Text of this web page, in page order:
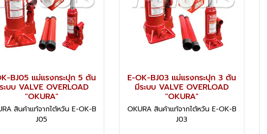
BJ05 แม่แรงกระปุก 5 ตัน
ะบบ VALVE OVERLOAD
"OKURA"
สินค้าแท้จากไต้หวัน E-OK-B
J05
E-OK-BJ03 แม่แรงกระปุก 3 ตัน
มีระบบ VALVE OVERLOAD
"OKURA"
OKURA สินค้าแท้จากไต้หวัน E-OK-B
J03